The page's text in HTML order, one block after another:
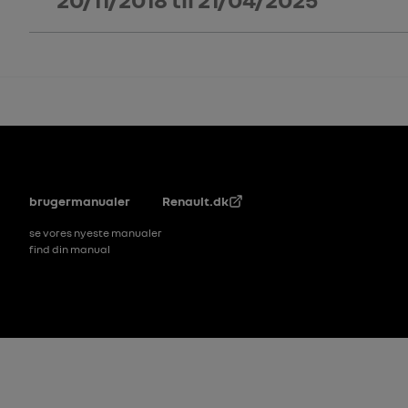
Sidefod
brugermanualer
se vores nyeste manualer
find din manual
Renault.dk